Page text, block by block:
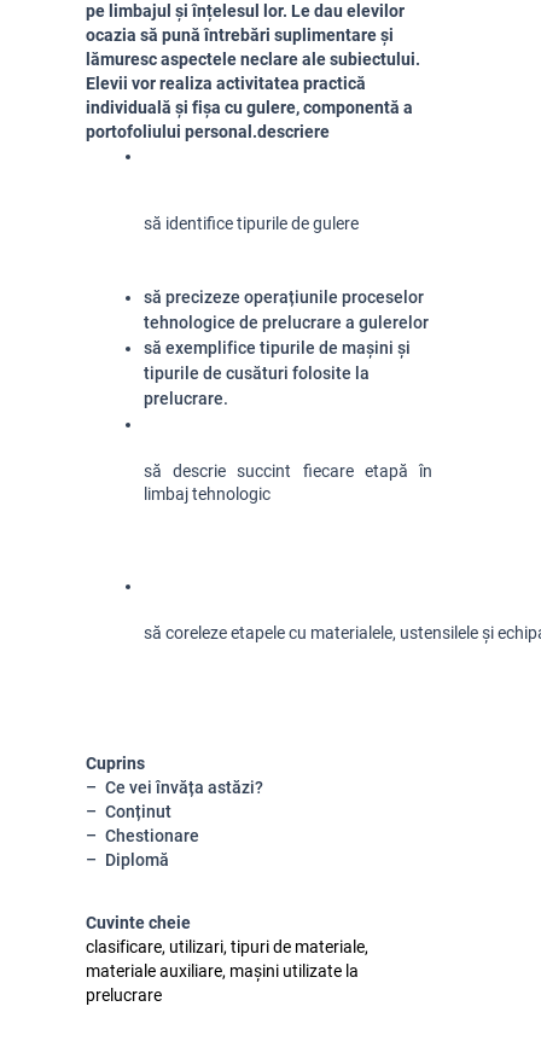
pe limbajul și înțelesul lor. Le dau elevilor
ocazia să pună întrebări suplimentare și
lămuresc aspectele neclare ale subiectului.
Elevii vor realiza activitatea practică
individuală și fișa cu gulere, componentă a
portofoliului personal.descriere
să identifice tipurile de gulere
să precizeze operațiunile proceselor
tehnologice de prelucrare a gulerelor
să exemplifice tipurile de mașini și
tipurile de cusături folosite la
prelucrare.
să descrie succint fiecare etapă în
limbaj tehnologic
să coreleze etapele cu materialele, ustensilele și
Cuprins
Ce vei învăța astăzi?
Conținut
Chestionare
Diplomă
Cuvinte cheie
clasificare, utilizari, tipuri de materiale,
materiale auxiliare, mașini utilizate la
prelucrare